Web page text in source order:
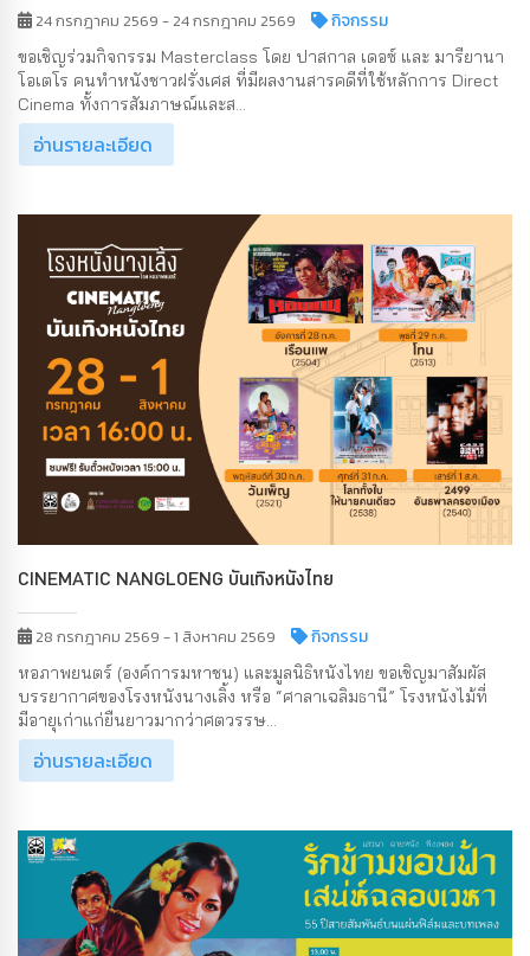
24 กรกฎาคม 2569 - 24 กรกฎาคม 2569 กิจกรรม
ขอเชิญร่วมกิจกรรม Masterclass โดย ปาสกาล เดอซ์ และ มารียานา
โอเตโร คนทำหนังชาวฝรั่งเศส ที่มีผลงานสารคดีที่ใช้หลักการ Direct
Cinema ทั้งการสัมภาษณ์และส...
อ่านรายละเอียด
CINEMATIC NANGLOENG บันเทิงหนังไทย
28 กรกฎาคม 2569 - 1 สิงหาคม 2569 กิจกรรม
หอภาพยนตร์ (องค์การมหาชน) และมูลนิธิหนังไทย ขอเชิญมาสัมผัส
บรรยากาศของโรงหนังนางเลิ้ง หรือ “ศาลาเฉลิมธานี” โรงหนังไม้ที่
มีอายุเก่าแก่ยืนยาวมากว่าศตวรรษ...
อ่านรายละเอียด